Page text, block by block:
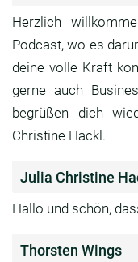
Herzlich
Podcast, wo es
deine volle Kraft
gerne auch
begrüßen dich
Christine Hackl.
Julia Christine
Hallo und schön,
Thorsten Wings